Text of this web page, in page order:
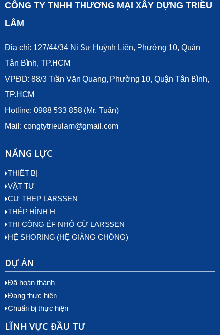
CÔNG TY TNHH THƯƠNG MẠI XÂY DỰNG TRIỀU
LÂM
Địa chỉ: 127/44/34 Ni Sư Huỳnh Liên, Phường 10, Quận
Tân Bình, TP.HCM
VPĐD: 88/3 Trần Văn Quang, Phường 10, Quận Tân Bình,
TP.HCM
Hotline: 0988 533 858 (Mr. Tuấn)
Mail: congtytrieulam@gmail.com
NĂNG LỰC
THIẾT BỊ
VẬT TƯ
CỪ THÉP LARSSEN
THÉP HÌNH H
THI CÔNG ÉP NHỔ CỪ LARSSEN
HỆ SHORING (HỆ GIẰNG CHỐNG)
DỰ ÁN
Đã hoàn thành
Đang thực hiện
Chuẩn bị thực hiện
LĨNH VỰC ĐẦU TƯ